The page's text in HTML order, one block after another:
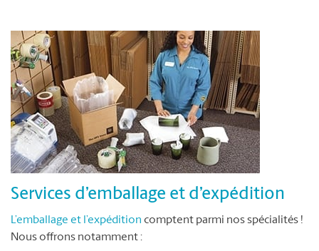
Services d’emballage et d’expédition
L’emballage et l’expédition comptent parmi nos spécialités !
Nous offrons notamment :